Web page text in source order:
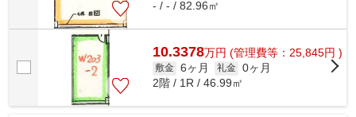
- / - / 82.96㎡
10.3378万円 (管理費等：25,845円 )
敷金 6ヶ月 礼金 0ヶ月
2階 / 1R / 46.99㎡